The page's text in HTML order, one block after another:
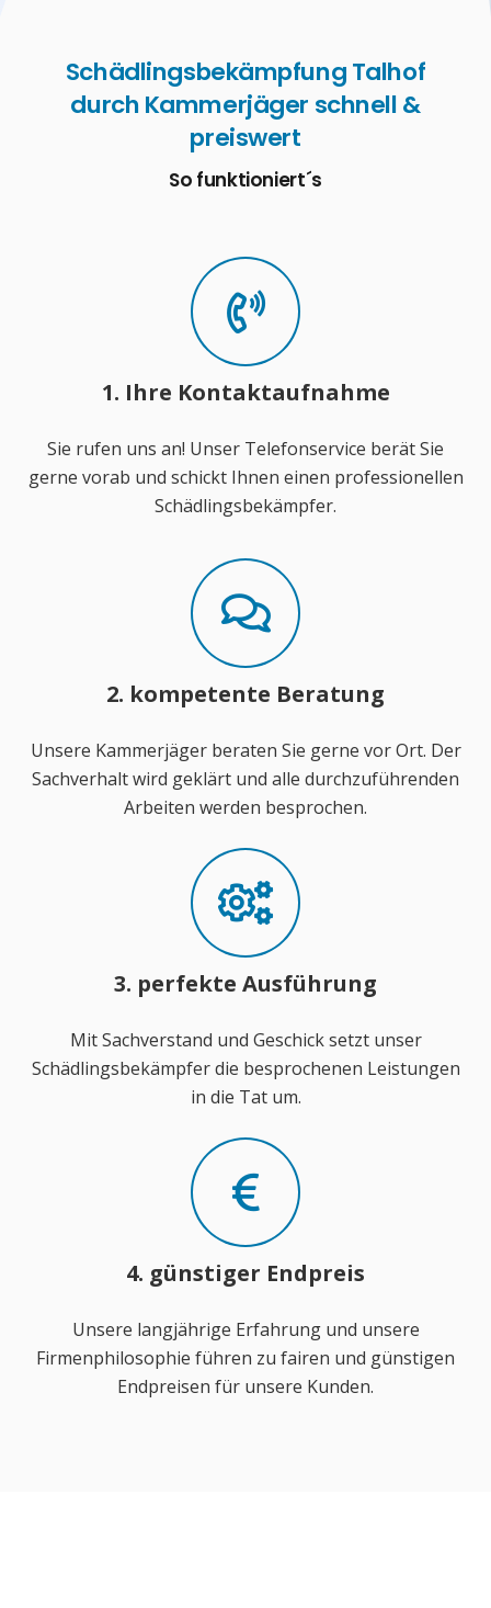
Schädlingsbekämpfung Talhof
durch Kammerjäger schnell &
preiswert
So funktioniert´s
1. Ihre Kontaktaufnahme
Sie rufen uns an! Unser Telefonservice berät Sie
gerne vorab und schickt Ihnen einen professionellen
Schädlingsbekämpfer.
2. kompetente Beratung
Unsere Kammerjäger beraten Sie gerne vor Ort. Der
Sachverhalt wird geklärt und alle durchzuführenden
Arbeiten werden besprochen.
3. perfekte Ausführung
Mit Sachverstand und Geschick setzt unser
Schädlingsbekämpfer die besprochenen Leistungen
in die Tat um.
4. günstiger Endpreis
Unsere langjährige Erfahrung und unsere
Firmenphilosophie führen zu fairen und günstigen
Endpreisen für unsere Kunden.